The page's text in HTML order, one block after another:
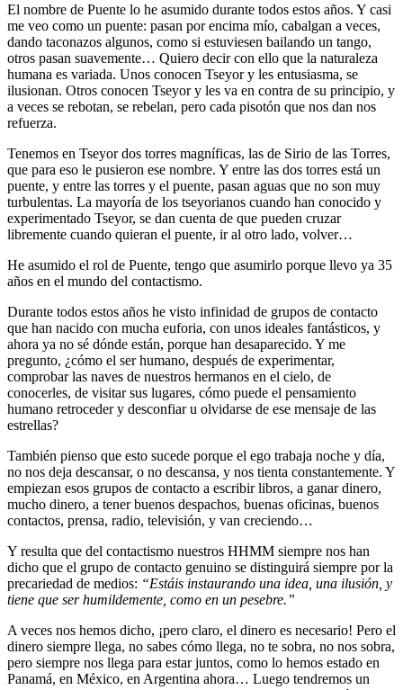
El nombre de Puente lo he asumido durante todos estos años. Y casi
me veo como un puente: pasan por encima mío, cabalgan a veces,
dando taconazos algunos, como si estuviesen bailando un tango,
otros pasan suavemente… Quiero decir con ello que la naturaleza
humana es variada. Unos conocen Tseyor y les entusiasma, se
ilusionan. Otros conocen Tseyor y les va en contra de su principio, y
a veces se rebotan, se rebelan, pero cada pisotón que nos dan nos
refuerza.
Tenemos en Tseyor dos torres magníficas, las de Sirio de las Torres,
que para eso le pusieron ese nombre. Y entre las dos torres está un
puente, y entre las torres y el puente, pasan aguas que no son muy
turbulentas. La mayoría de los tseyorianos cuando han conocido y
experimentado Tseyor, se dan cuenta de que pueden cruzar
libremente cuando quieran el puente, ir al otro lado, volver…
He asumido el rol de Puente, tengo que asumirlo porque llevo ya 35
años en el mundo del contactismo.
Durante todos estos años he visto infinidad de grupos de contacto
que han nacido con mucha euforia, con unos ideales fantásticos, y
ahora ya no sé dónde están, porque han desaparecido. Y me
pregunto, ¿cómo el ser humano, después de experimentar,
comprobar las naves de nuestros hermanos en el cielo, de
conocerles, de visitar sus lugares, cómo puede el pensamiento
humano retroceder y desconfiar u olvidarse de ese mensaje de las
estrellas?
También pienso que esto sucede porque el ego trabaja noche y día,
no nos deja descansar, o no descansa, y nos tienta constantemente. Y
empiezan esos grupos de contacto a escribir libros, a ganar dinero,
mucho dinero, a tener buenos despachos, buenas oficinas, buenos
contactos, prensa, radio, televisión, y van creciendo…
Y resulta que del contactismo nuestros HHMM siempre nos han
dicho que el grupo de contacto genuino se distinguirá siempre por la
precariedad de medios: “Estáis instaurando una idea, una ilusión, y
tiene que ser humildemente, como en un pesebre.”
A veces nos hemos dicho, ¡pero claro, el dinero es necesario! Pero el
dinero siempre llega, no sabes cómo llega, no te sobra, no nos sobra,
pero siempre nos llega para estar juntos, como lo hemos estado en
Panamá, en México, en Argentina ahora… Luego tendremos un